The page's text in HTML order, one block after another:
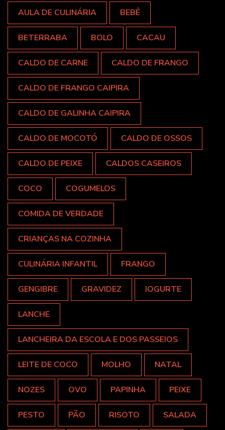
AULA DE CULINÁRIA BEBÊ
BETERRABA BOLO CACAU
CALDO DE CARNE CALDO DE FRANGO
CALDO DE FRANGO CAIPIRA
CALDO DE GALINHA CAIPIRA
CALDO DE MOCOTÓ CALDO DE OSSOS
CALDO DE PEIXE CALDOS CASEIROS
COCO COGUMELOS
COMIDA DE VERDADE
CRIANÇAS NA COZINHA
CULINÁRIA INFANTIL FRANGO
GENGIBRE GRAVIDEZ IOGURTE
LANCHE
LANCHEIRA DA ESCOLA E DOS PASSEIOS
LEITE DE COCO MOLHO NATAL
NOZES OVO PAPINHA PEIXE
PESTO PÃO RISOTO SALADA